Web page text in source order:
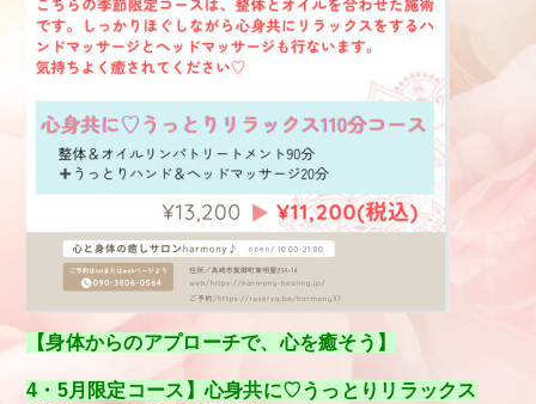
【身体からのアプローチで、心を癒そう】
4・5月限定コース】心身共に♡うっとりリラックス